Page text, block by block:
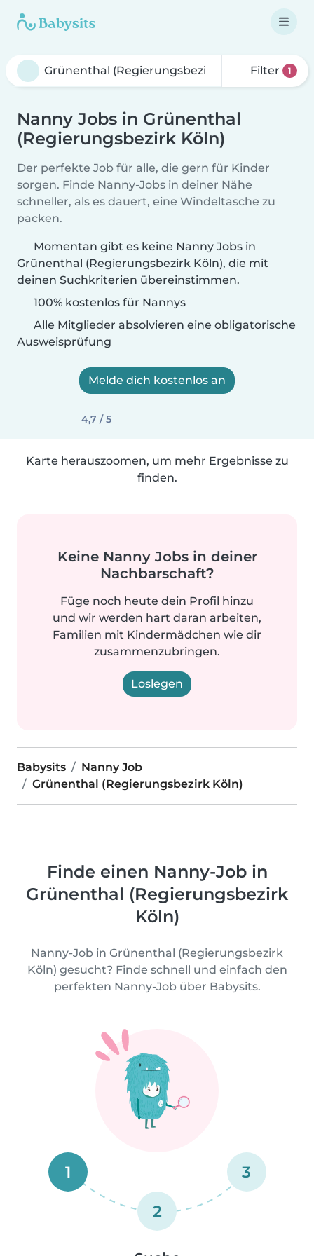
Filter 1
Nanny Jobs in Grünenthal
(Regierungsbezirk Köln)
Der perfekte Job für alle, die gern für Kinder
sorgen. Finde Nanny-Jobs in deiner Nähe
schneller, als es dauert, eine Windeltasche zu
packen.
Momentan gibt es keine Nanny Jobs in
Grünenthal (Regierungsbezirk Köln), die mit
deinen Suchkriterien übereinstimmen.
100% kostenlos für Nannys
Alle Mitglieder absolvieren eine obligatorische
Ausweisprüfung
Melde dich kostenlos an
4,7 / 5
Karte herauszoomen, um mehr Ergebnisse zu
finden.
Keine Nanny Jobs in deiner
Nachbarschaft?
Füge noch heute dein Profil hinzu
und wir werden hart daran arbeiten,
Familien mit Kindermädchen wie dir
zusammenzubringen.
Loslegen
Babysits
Nanny Job
Grünenthal (Regierungsbezirk Köln)
Finde einen Nanny-Job in
Grünenthal (Regierungsbezirk
Köln)
Nanny-Job in Grünenthal (Regierungsbezirk
Köln) gesucht? Finde schnell und einfach den
perfekten Nanny-Job über Babysits.
1
2
3